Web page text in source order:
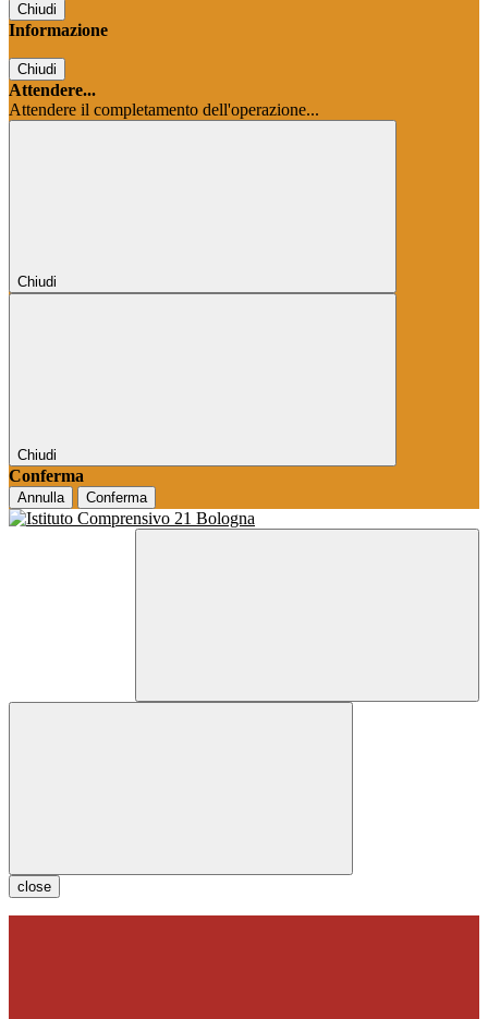
Chiudi
Informazione
Chiudi
Attendere...
Attendere il completamento dell'operazione...
Chiudi
Chiudi
Conferma
Annulla Conferma
close